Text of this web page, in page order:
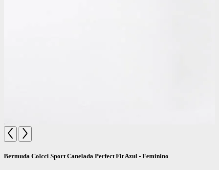
Bermuda Colcci Sport Canelada Perfect Fit Azul - Feminino